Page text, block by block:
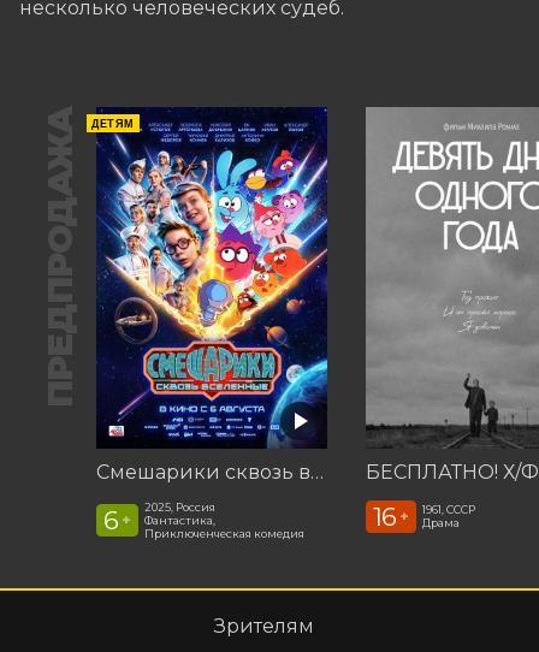
несколько человеческих судеб.
ПРЕДПРОДАЖА ДЕТЯМ
Смешарики сквозь вселенные
6 +
2025, Россия
Фантастика,
Приключенческая комедия
16 +
1961, СССР
Драма
Зрителям